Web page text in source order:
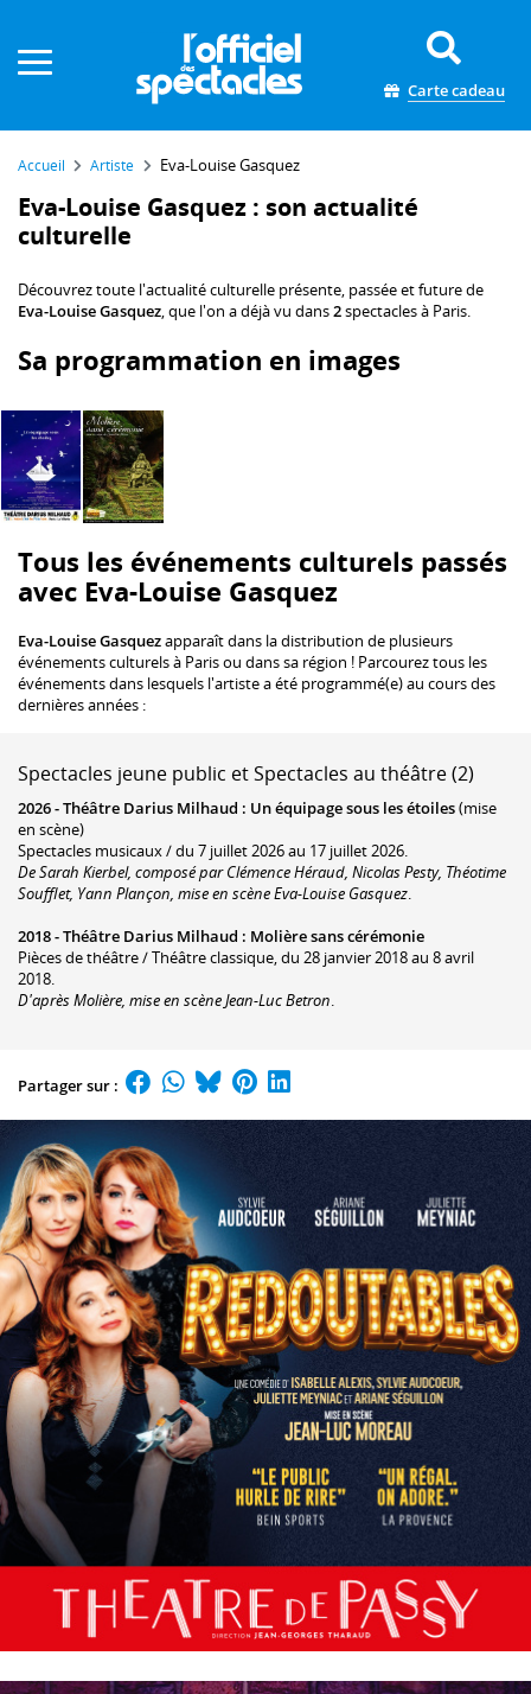
Carte cadeau
Accueil Artiste Eva-Louise Gasquez
Eva-Louise Gasquez : son actualité
culturelle
Découvrez toute l'actualité culturelle présente, passée et future de
Eva-Louise Gasquez, que l'on a déjà vu dans2spectacles à Paris.
Sa programmation en images
Tous les événements culturels passés
avec Eva-Louise Gasquez
Eva-Louise Gasquezapparaît dans la distribution de plusieurs
événements culturels à Paris ou dans sa région ! Parcourez tous les
événements dans lesquels l'artiste a été programmé(e) au cours des
dernières années :
Spectacles jeune public et Spectacles au théâtre (2)
2026 -Théâtre Darius Milhaud : Un équipage sous les étoiles(mise
en scène)
Spectacles musicaux / du 7 juillet 2026 au 17 juillet 2026.
De Sarah Kierbel, composé par Clémence Héraud, Nicolas Pesty, Théotime
Soufflet, Yann Plançon, mise en scène Eva-Louise Gasquez.
2018 -Théâtre Darius Milhaud : Molière sans cérémonie
Pièces de théâtre / Théâtre classique, du 28 janvier 2018 au 8 avril
2018.
D'après Molière, mise en scène Jean-Luc Betron.
Partager sur :